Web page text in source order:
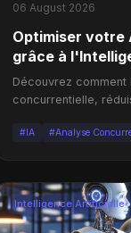
06 August 2026
Optimiser votre
grâce à
Découvrez
concurrentielle,
#IA #Analyse
Intelligence Artificielle